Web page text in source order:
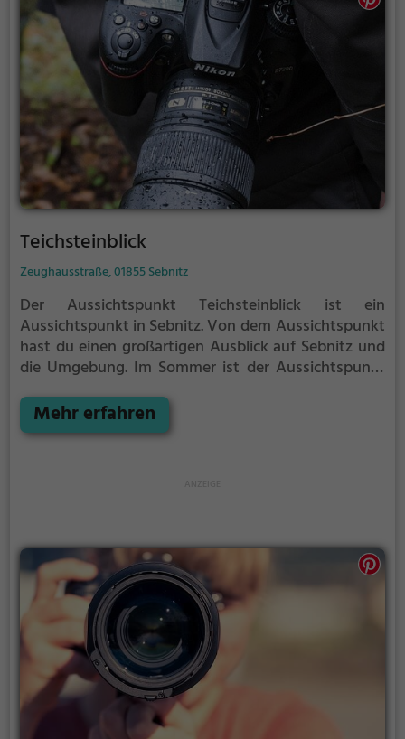
Teichsteinblick
Zeughausstraße, 01855 Sebnitz
Der Aussichtspunkt Teichsteinblick ist ein
Aussichtspunkt in Sebnitz.Von dem Aussichtspunkt
hast du einen großartigen Ausblick auf Sebnitz und
die Umgebung. Im Sommer ist der Aussichtspunkt
Familienausflüge, Wanderungen oder zum
Picknicken und lockt an warmen und sonnigen
Mehr erfahren